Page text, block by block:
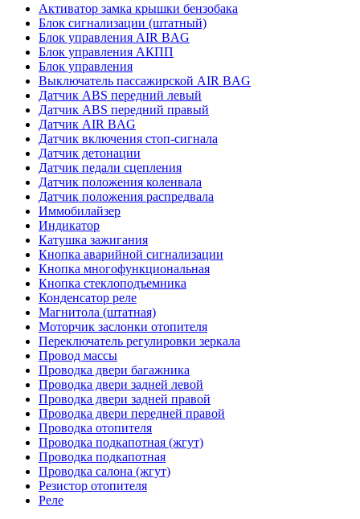
Активатор замка крышки бензобака
Блок сигнализации (штатный)
Блок управления AIR BAG
Блок управления АКПП
Блок управления
Выключатель пассажирской AIR BAG
Датчик ABS передний левый
Датчик ABS передний правый
Датчик AIR BAG
Датчик включения стоп-сигнала
Датчик детонации
Датчик педали сцепления
Датчик положения коленвала
Датчик положения распредвала
Иммобилайзер
Индикатор
Катушка зажигания
Кнопка аварийной сигнализации
Кнопка многофункциональная
Кнопка стеклоподъемника
Конденсатор реле
Магнитола (штатная)
Моторчик заслонки отопителя
Переключатель регулировки зеркала
Провод массы
Проводка двери багажника
Проводка двери задней левой
Проводка двери задней правой
Проводка двери передней правой
Проводка отопителя
Проводка подкапотная (жгут)
Проводка подкапотная
Проводка салона (жгут)
Резистор отопителя
Реле